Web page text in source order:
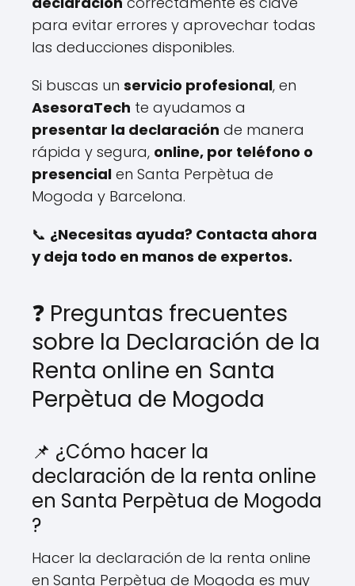
para evitar errores y aprovechar todas
las deducciones disponibles.
Si buscas un servicio profesional, en
AsesoraTech te ayudamos a
presentar la declaración de manera
rápida y segura, online, por teléfono o
presencial en Santa Perpètua de
Mogoda y Barcelona.
📞 ¿Necesitas ayuda? Contacta ahora
y deja todo en manos de expertos.
❓ Preguntas frecuentes
sobre la Declaración de la
Renta online en Santa
Perpètua de Mogoda
📌 ¿Cómo hacer la
declaración de la renta online
en Santa Perpètua de Mogoda
?
Hacer la declaración de la renta online
en Santa Perpètua de Mogoda es muy